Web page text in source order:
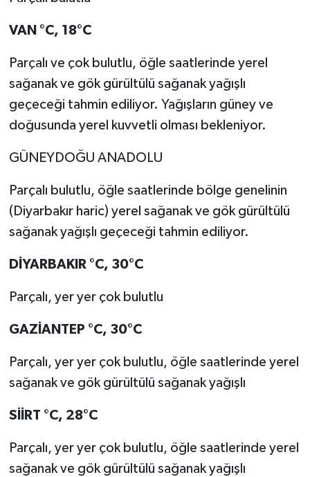
VAN °C, 18°C
Parçalı ve çok bulutlu, öğle saatlerinde yerel
sağanak ve gök gürültülü sağanak yağışlı
geçeceği tahmin ediliyor. Yağışların güney ve
doğusunda yerel kuvvetli olması bekleniyor.
GÜNEYDOĞU ANADOLU
Parçalı bulutlu, öğle saatlerinde bölge genelinin
(Diyarbakır haric) yerel sağanak ve gök gürültülü
sağanak yağışlı geçeceği tahmin ediliyor.
DİYARBAKIR °C, 30°C
Parçalı, yer yer çok bulutlu
GAZİANTEP °C, 30°C
Parçalı, yer yer çok bulutlu, öğle saatlerinde yerel
sağanak ve gök gürültülü sağanak yağışlı
SİİRT °C, 28°C
Parçalı, yer yer çok bulutlu, öğle saatlerinde yerel
sağanak ve gök gürültülü sağanak yağışlı